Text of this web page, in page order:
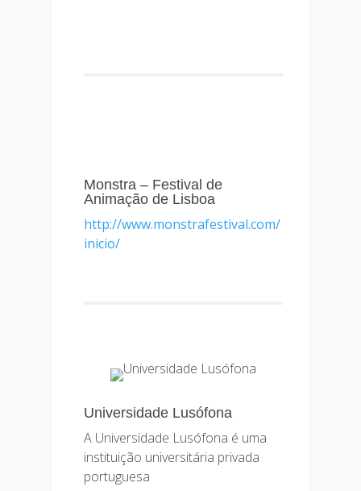
Monstra – Festival de
Animação de Lisboa
http://www.monstrafestival.com/
inicio/
Universidade Lusófona
A Universidade Lusófona é uma
instituição universitária privada
portuguesa